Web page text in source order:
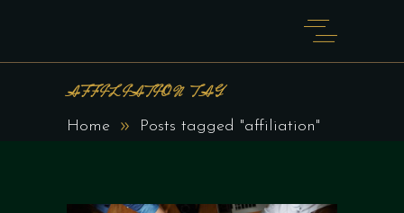
AFFILIATION TAG
Home Posts tagged "affiliation"